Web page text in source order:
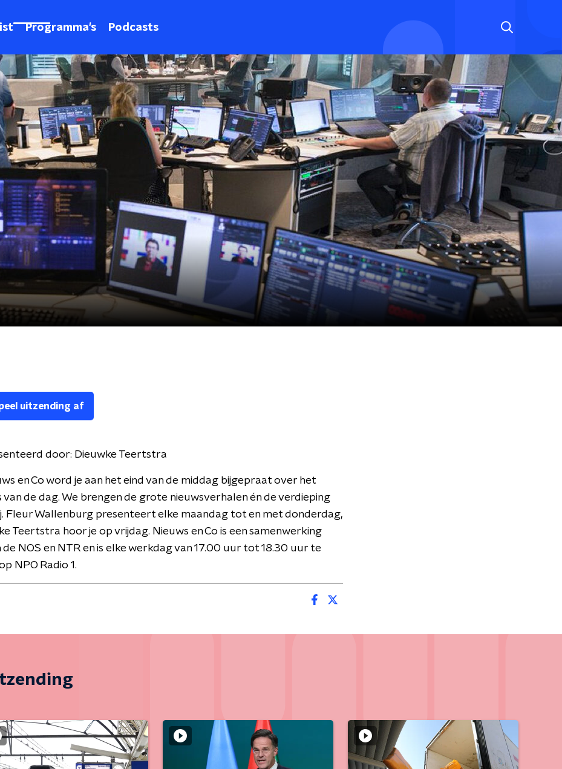
Programma's Podcasts
uitzending af
door: Dieuwke Teertstra
en Co word je aan het eind van de middag bijgepraat over het
van de dag. We brengen de grote nieuwsverhalen én de verdieping
Fleur Wallenburg presenteert elke maandag tot en met donderdag,
Teertstra hoor je op vrijdag. Nieuws en Co is een samenwerking
de NOS en NTR en is elke werkdag van 17.00 uur tot 18.30 uur te
NPO Radio 1.